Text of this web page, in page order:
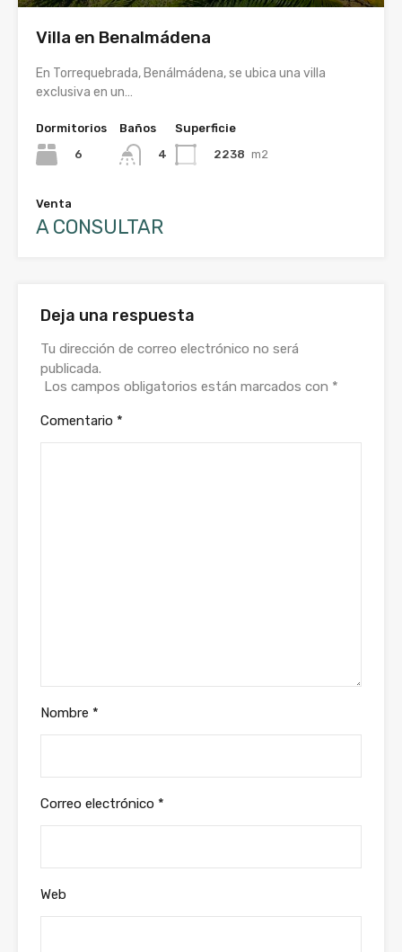
Villa en Benalmádena
En Torrequebrada, Benálmádena, se ubica una villa
exclusiva en un…
Dormitorios
6
Baños
4
Superficie
2238 m2
Venta
A CONSULTAR
Deja una respuesta
Tu dirección de correo electrónico no será
publicada.
Los campos obligatorios están marcados con *
Comentario *
Nombre *
Correo electrónico *
Web